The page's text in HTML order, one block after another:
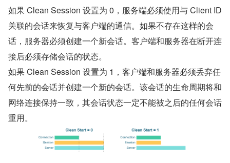
如果 Clean Session 设置为 0，服务端必须使用与 Client ID
关联的会话来恢复与客户端的通信。如果不存在这样的会
话，服务器必须创建一个新会话。客户端和服务器在断开连
接后必须存储会话的状态。
如果 Clean Session 设置为 1，客户端和服务器必须丢弃任
何先前的会话并创建一个新的会话。该会话的生命周期将和
网络连接保持一致，其会话状态一定不能被之后的任何会话
重用。